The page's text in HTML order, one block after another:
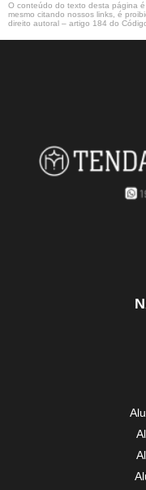
O conteúdo do texto desta página
mesmo citando nossos links, é
direito autoral – artigo 184 do